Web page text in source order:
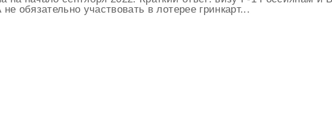
обязательно участвовать в лотерее гринкарт...